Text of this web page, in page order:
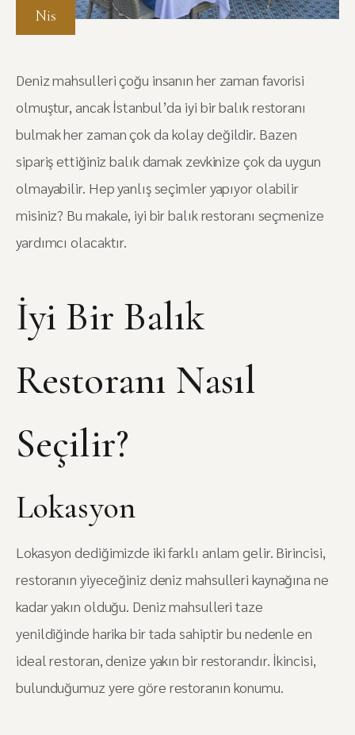
Nis
Deniz mahsulleri çoğu insanın her zaman favorisi
olmuştur, ancak İstanbul’da iyi bir balık restoranı
bulmak her zaman çok da kolay değildir. Bazen
sipariş ettiğiniz balık damak zevkinize çok da uygun
olmayabilir. Hep yanlış seçimler yapıyor olabilir
misiniz? Bu makale, iyi bir balık restoranı seçmenize
yardımcı olacaktır.
İyi Bir Balık
Restoranı Nasıl
Seçilir?
Lokasyon
Lokasyon dediğimizde iki farklı anlam gelir. Birincisi,
restoranın yiyeceğiniz deniz mahsulleri kaynağına ne
kadar yakın olduğu. Deniz mahsulleri taze
yenildiğinde harika bir tada sahiptir bu nedenle en
ideal restoran, denize yakın bir restorandır. İkincisi,
bulunduğumuz yere göre restoranın konumu.